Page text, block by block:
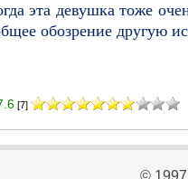
эта девушка тоже
обозрение другую
[7]
© 1997